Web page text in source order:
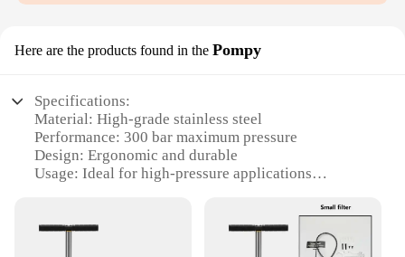
Here are the products found in the Pompy
Specifications:
Material: High-grade stainless steel
Performance: 300 bar maximum pressure
Design: Ergonomic and durable
Usage: Ideal for high-pressure applications
Parts and Accessories: Comes with a complete set
for immediate use